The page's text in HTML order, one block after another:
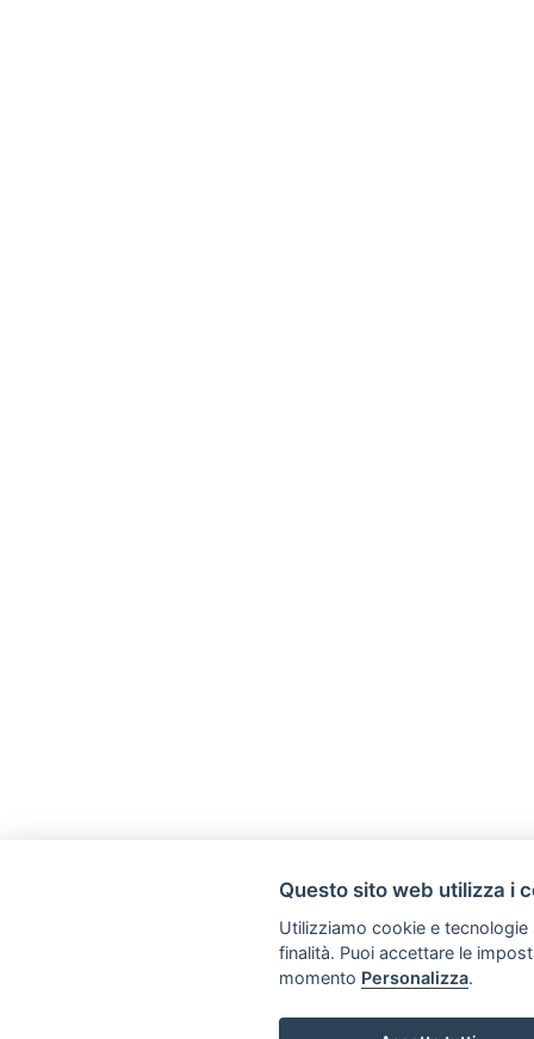
Questo sito web utilizza i
Utilizziamo cookie e
finalità. Puoi accettare le
momento Personalizza.